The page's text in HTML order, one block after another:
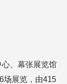
、幕张展览馆
场展览，由415